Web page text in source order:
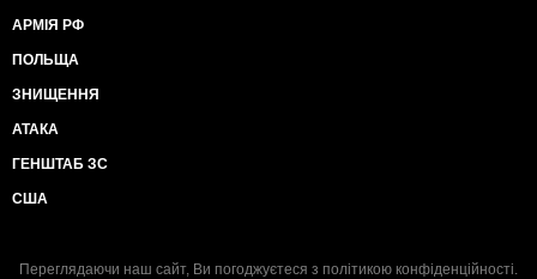
АРМІЯ РФ
ПОЛЬЩА
ЗНИЩЕННЯ
АТАКА
ГЕНШТАБ ЗС
США
Переглядаючи наш сайт, Ви погоджуєтеся з політикою конфіденційності.